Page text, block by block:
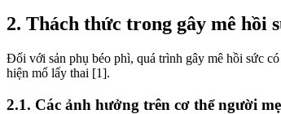
2. Thách thức trong gây mê hồi
Đối với sản phụ béo phì, quá trình gây mê hồi sức
hiện mổ lấy thai [1].
2.1. Các ảnh hưởng trên cơ thể người